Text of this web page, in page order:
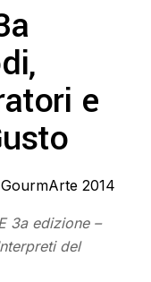
e
3a edizione –
del